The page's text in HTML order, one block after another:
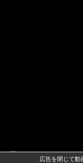
です…」過去最大の
広告を閉じて動